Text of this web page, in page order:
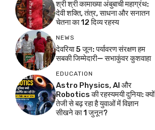
श्री श्री कामाख्या अंबुबाची महाग्रंथ:
देवी शक्ति, तंत्र, साधना और सनातन
चेतना का 12 दिव्य रहस्य
NEWS
देवरिया 5 जून: पर्यावरण संरक्षण हम
सबकी जिम्मेदारी— सभाकुंवर कुशवाहा
EDUCATION
Astro Physics, AI और
Robotics की रहस्यमयी दुनिया: क्यों
तेजी से बढ़ रहा है युवाओं में विज्ञान
सीखने का 1 जुनून?